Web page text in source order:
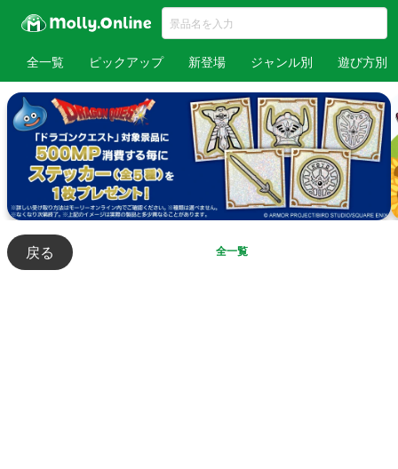
全一覧 ピックアップ 新登場 ジャンル別 遊び方別
戻る 全一覧